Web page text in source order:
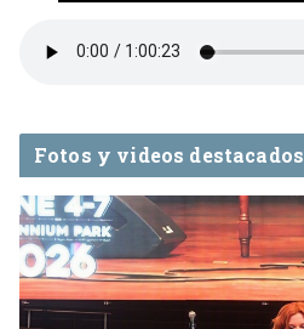
Fotos y videos destacados